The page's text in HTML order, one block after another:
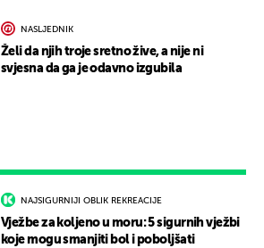
NAJSIGURNIJI OBLIK REKREACIJE
Vježbe za koljeno u moru: 5 sigurnih vježbi
koje mogu smanjiti bol i poboljšati
NASLJEDNIK
Želi da njih troje sretno žive, a nije ni
svjesna da ga je odavno izgubila